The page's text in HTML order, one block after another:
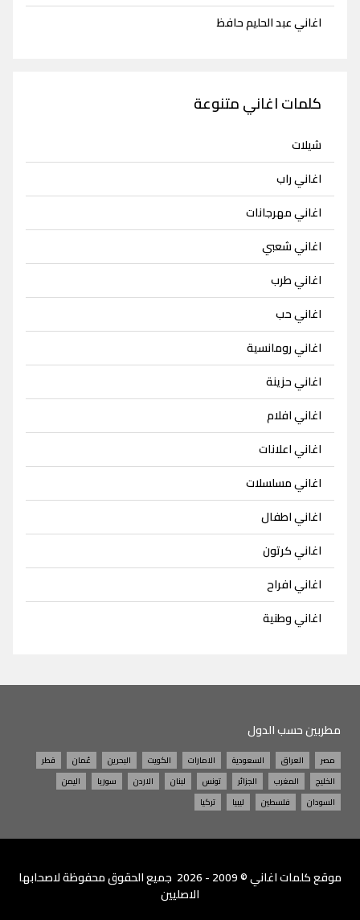
اغاني عبد الحليم حافظ
كلمات اغاني متنوعة
شيلات
اغاني راب
اغاني مهرجانات
اغاني شعبي
اغاني طرب
اغاني حب
اغاني رومانسية
اغاني حزينة
اغاني افلام
اغاني اعلانات
اغاني مسلسلات
اغاني اطفال
اغاني كرتون
اغاني افراح
اغاني وطنية
مطربين حسب الدول
مصر العراق السعودية الامارات الكويت البحرين عُمان
قطر
الخليج
المغرب الجزائر تونس لبنان الاردن سوريا
اليمن
السودان
فلسطين ليبيا تركيا
موقعكلمات اغاني
© 2009 - 2026 جميع الحقوق محفوظة لاصحابها
الاصليين